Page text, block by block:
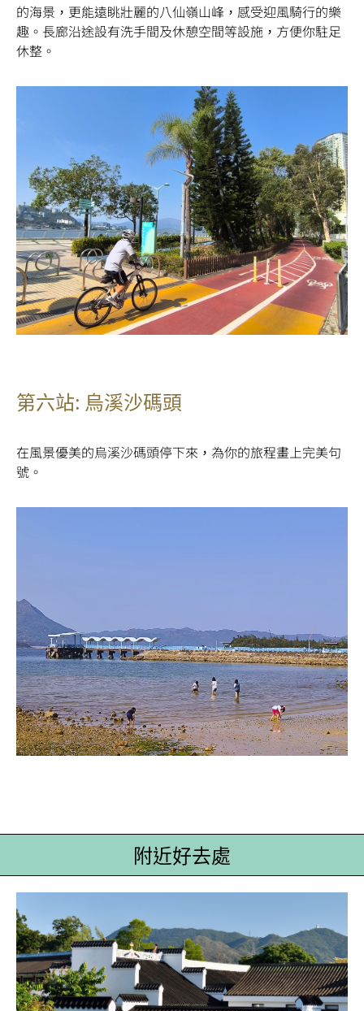
的海景，更能遠眺壯麗的八仙嶺山峰，感受迎風騎行的樂
趣。長廊沿途設有洗手間及休憩空間等設施，方便你駐足
休整。
第六站: 烏溪沙碼頭
在風景優美的烏溪沙碼頭停下來，為你的旅程畫上完美句
號。
附近好去處